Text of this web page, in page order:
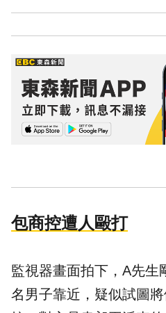
包商控遭人毆打
監視器畫面拍下，A先生
名男子靠近，疑似試圖